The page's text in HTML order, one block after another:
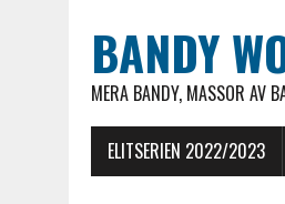
BANDY
MERA BANDY, MASSOR AV
ELITSERIEN 2022/2023